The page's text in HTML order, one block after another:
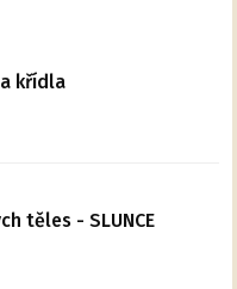
křídla
těles - SLUNCE